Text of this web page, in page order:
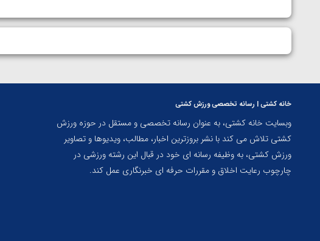
خانه کشتی | رسانه تخصصی ورزش کشتی
وبسایت خانه کشتی، به عنوان رسانه تخصصی و مستقل در حوزه ورزش
کشتی تلاش می کند با نشر بروزترین اخبار، مطالب، ویدیوها و تصاویر
ورزش کشتی، به وظیفه رسانه ای خود در قبال این رشته ورزشی در
چارچوب رعایت اخلاق و مقررات حرفه ای خبرنگاری عمل کند.